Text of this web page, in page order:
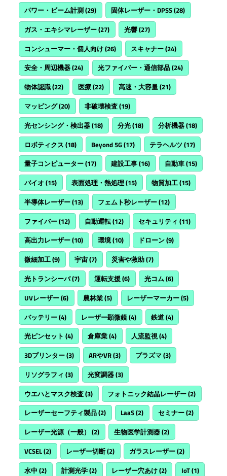
パワー・ビーム計測(29) 固体レーザー・DPSS(28)
ガス・エキシマレーザー(27) 光響(27)
コンシューマー・個人向け(26) スキャナー(24)
安全・周辺機器(24) 光ファイバー・通信部品(24)
物体認識(22) 医療(22) 高速・大容量(21)
マッピング(20) 非破壊検査(19)
光センシング・検出器(18) 分光(18) 分析機器(18)
ロボティクス (18) Beyond 5G(17) テラヘルツ (17)
量子コンピューター(17) 建設工事(16) 自動車(15)
バイオ (15) 表面処理・熱処理(15) 物質加工(15)
半導体レーザー(13) フェムト秒レーザー(12)
ファイバー(12) 自動運転(12) セキュリティ (11)
高出力レーザー(10) 環境(10) ドローン(9)
微細加工(9) 宇宙(7) 災害や救助(7)
光トランシーバ(7) 運転支援(6) 光コム(6)
UVレーザー(6) 農林業(5) レーザーマーカー(5)
バッテリー(4) レーザー顕微鏡(4) 鉄道(4)
光ピンセット (4) 倉庫業(4) 人流監視(4)
3Dプリンター(3) ARやVR(3) プラズマ(3)
リソグラフィ (3) 光変調器(3)
ウエハとマスク検査(3) フォトニック結晶レーザー(2)
レーザーセーフティ製品(2) LaaS(2) セミナー(2)
レーザー光源（一般） (2) 生物医学計測器(2)
VCSEL(2) レーザー切断(2) ガラスレーザー(2)
水中 (2) 計測光学(2) レーザー穴あけ(2) IoT(1)